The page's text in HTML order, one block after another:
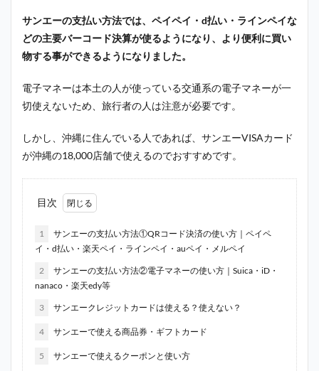
サンエーの支払い方法では、ペイペイ・d払い・ラインペイな
どの主要バーコード決算が使るようになり、より便利に買い
物する事ができるようになりました。
電子マネーは本土の人が使っている交通系の電子マネーが一
切使えないため、旅行者の人は注意が必要です。
しかし、沖縄に住んでいる人であれば、サンエーVISAカード
が沖縄の18,000店舗で使えるのでおすすめです。
目次
1
サンエーの支払い方法①QRコード決済の使い方｜ペイペ
イ・d払い・楽天ペイ・ラインペイ・auペイ・メルペイ
2
サンエーの支払い方法②電子マネーの使い方｜Suica・iD・
nanaco・楽天edy等
3 サンエークレジットカードは使える？使えない？
4 サンエーで使える商品券・ギフトカード
5 サンエーで使えるクーポンと使い方